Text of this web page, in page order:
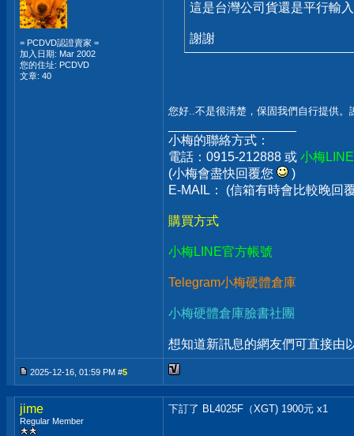
= PCDVD認證賣家 =
加入日期: Mar 2002
您的住址: PCDVD
文章: 40
這是台灣公司貨還是平行輸
謝謝
您好..不是很清楚，保固我們自行提供。
小梅的聯絡方式：
電話：0915-212888 或 小梅
(小梅會盡快回覆您
)
E-MAIL： (信箱有時會比較晚回
購買方式
小梅LINE官方帳號
Telegram小梅硬體倉庫
小梅硬體倉庫臉書社團
想知道新訊息的網友們可直接由
2025-12-16, 01:59 PM #5
jime
Regular Member
下訂了 BL4025F（XGT) 1900元 x1